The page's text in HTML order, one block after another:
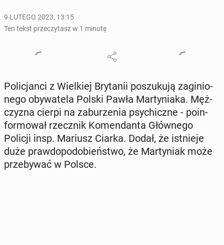
9 LUTEGO 2023, 13:15
Ten tekst przeczytasz w 1 minutę
Po­li­cjan­ci z Wiel­kiej Bry­ta­nii po­szu­ku­ją za­gi­nio­
ne­go oby­wa­te­la Polski Pawła Mar­ty­nia­ka. Męż­
czy­zna cierpi na za­bu­rze­nia psy­chicz­ne - po­in­
for­mo­wał rzecz­nik Ko­men­dan­ta Głów­ne­go
Policji insp. Mariusz Ciarka. Dodał, że ist­nie­je
duże praw­do­po­do­bień­stwo, że Mar­ty­niak może
prze­by­wać w Polsce.